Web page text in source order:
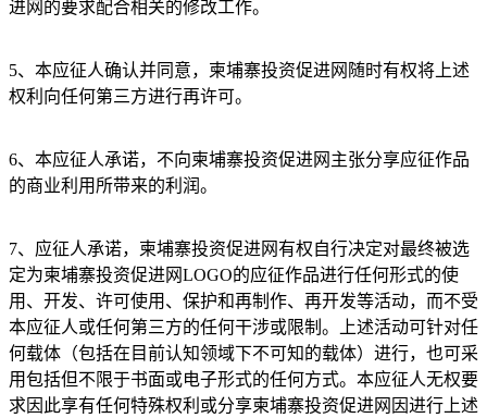
进网的要求配合相关的修改工作。
5、本应征人确认并同意，柬埔寨投资促进网随时有权将上述
权利向任何第三方进行再许可。
6、本应征人承诺，不向柬埔寨投资促进网主张分享应征作品
的商业利用所带来的利润。
7、应征人承诺，柬埔寨投资促进网有权自行决定对最终被选
定为柬埔寨投资促进网LOGO的应征作品进行任何形式的使
用、开发、许可使用、保护和再制作、再开发等活动，而不受
本应征人或任何第三方的任何干涉或限制。上述活动可针对任
何载体（包括在目前认知领域下不可知的载体）进行，也可采
用包括但不限于书面或电子形式的任何方式。本应征人无权要
求因此享有任何特殊权利或分享柬埔寨投资促进网因进行上述